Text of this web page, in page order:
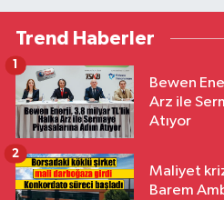
Trend Haberler
Bewen
Arz ile
Atıyor
1
Maliyet
Barem
2